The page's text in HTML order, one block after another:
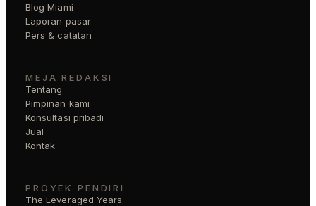
Blog Miami
Laporan pasar
Pers & catatan
MEJA REDAKSI
Tentang
Pimpinan kami
Konsultasi pribadi
Jual
Kontak
PROYEK PENDIRI
The Leveraged Years